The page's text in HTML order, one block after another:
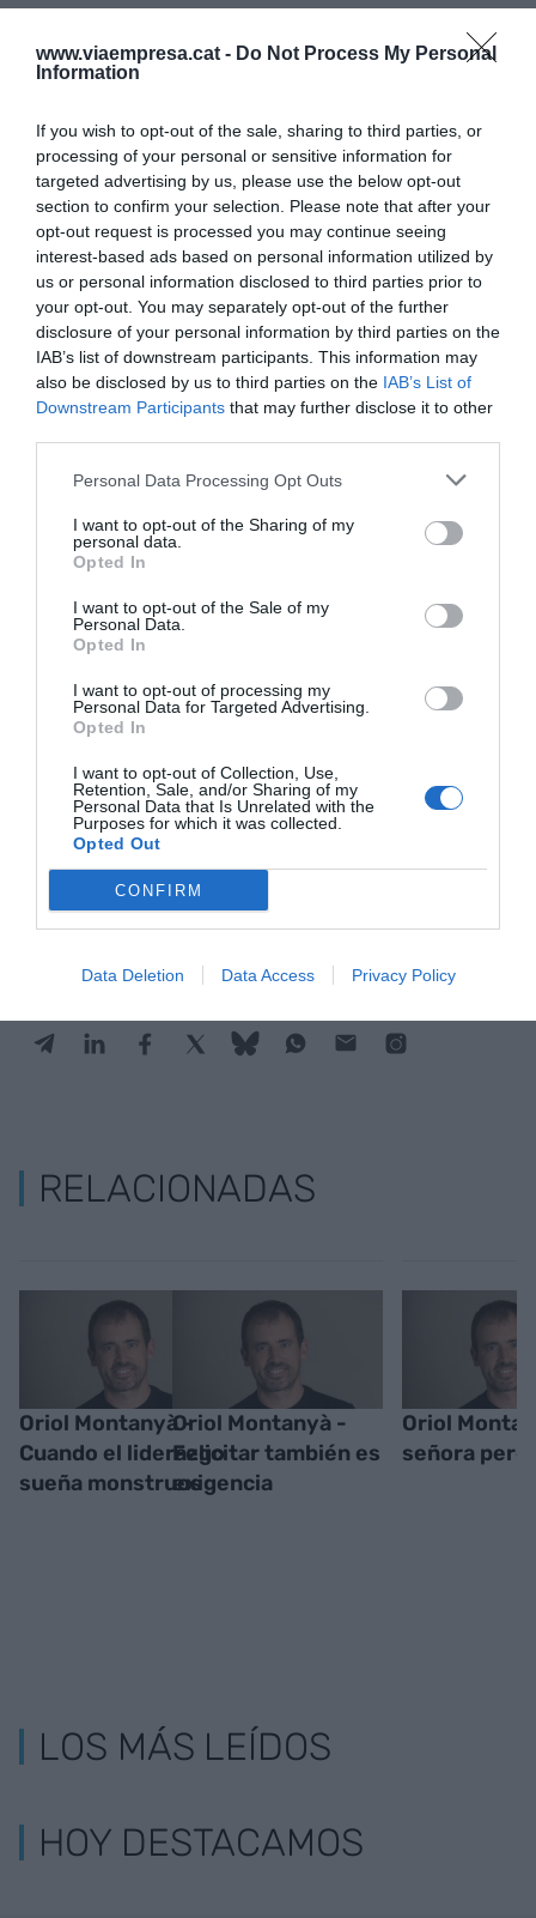
www.viaempresa.cat - Do Not Process My Personal
Information
If you wish to opt-out of the sale, sharing to third parties, or
processing of your personal or sensitive information for
targeted advertising by us, please use the below opt-out
section to confirm your selection. Please note that after your
opt-out request is processed you may continue seeing
interest-based ads based on personal information utilized by
us or personal information disclosed to third parties prior to
your opt-out. You may separately opt-out of the further
disclosure of your personal information by third parties on the
IAB’s list of downstream participants. This information may
also be disclosed by us to third parties on the IAB’s List of
Downstream Participants that may further disclose it to other
Personal Data Processing Opt Outs
I want to opt-out of the Sharing of my
personal data.
Opted In
I want to opt-out of the Sale of my
Personal Data.
Opted In
I want to opt-out of processing my
Personal Data for Targeted Advertising.
Opted In
I want to opt-out of Collection, Use,
Retention, Sale, and/or Sharing of my
Personal Data that Is Unrelated with the
Purposes for which it was collected.
Opted Out
CONFIRM
Data Deletion Data Access Privacy Policy
Todo ello consiste, en el fondo, en construir un
modelo sólido de promoción interna. Asumiendo
recursos y una mirada a largo plazo, pero también
desde el convencimiento de que se trata de una
de las inversiones más fructíferas que puede
hacer una organización. Porque la promoción
interna no solo genera estímulos y motivación a
escala individual, sino que también beneficia al
conjunto de la empresa, que acaba desarrollando
un ecosistema de generación de talento
sustentado sobre dos pilares fundamentales: la
meritocracia y el compromiso.
De hecho, esta semana que muchas tertulias
deportivas se preguntan cómo es posible que la
selección española de fútbol afronte el Mundial
presencia muy destacada de futbolistas delFC
Barcelona , quizás es un buen momento para
seguir reflexionando sobre las consecuencias
reales de fichar talento... o de apostar por
AñadirVIA Empresa
de Google de forma gratuita
Mantente informado con las últimas noticias de
actualidad
RELACIONADAS
Oriol Montanyà -
Cuando el liderazgo
sueña monstruos
Oriol Montanyà -
Felicitar también es
exigencia
Oriol
señora
LOS MÁS LEÍDOS
HOY DESTACAMOS